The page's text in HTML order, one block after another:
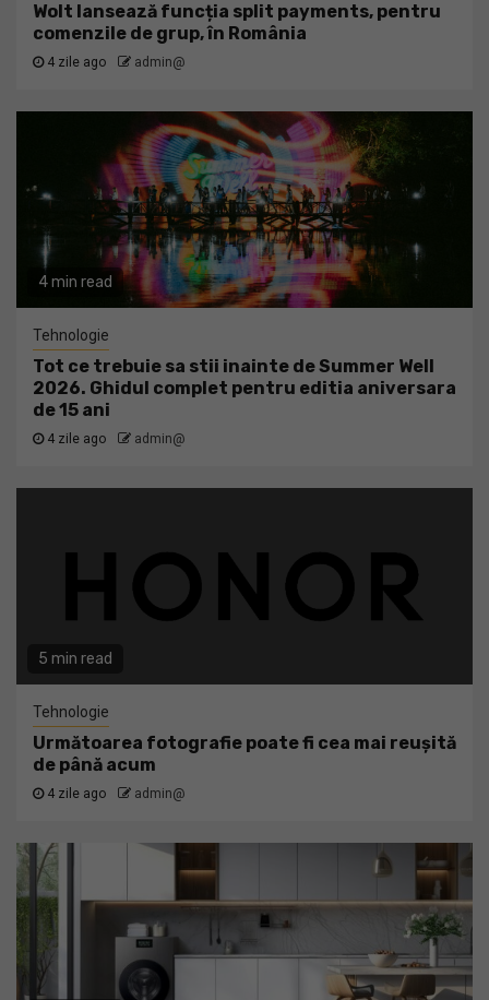
Wolt lansează funcția split payments, pentru
comenzile de grup, în România
4 zile ago admin@
4 min read
Tehnologie
Tot ce trebuie sa stii inainte de Summer Well
2026. Ghidul complet pentru editia aniversara
de 15 ani
4 zile ago admin@
5 min read
Tehnologie
Următoarea fotografie poate fi cea mai reușită
de până acum
4 zile ago admin@